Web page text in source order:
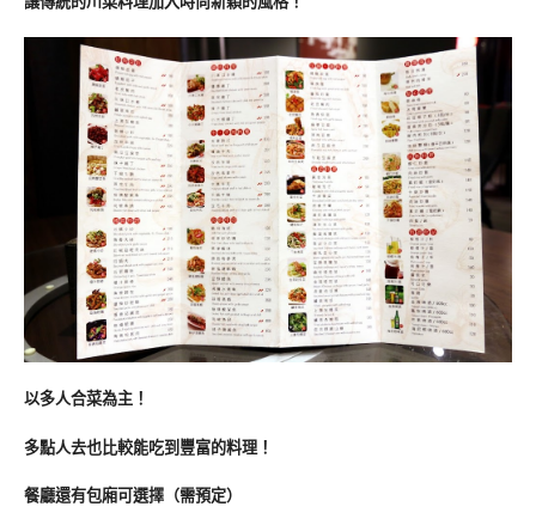
以多人合菜為主！
多點人去也比較能吃到豐富的料理！
餐廳還有包廂可選擇（需預定）